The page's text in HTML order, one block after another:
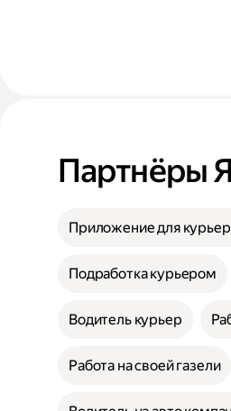
Партнёры
Приложение для
Подработка курьером
Водитель курьер
Работа на своей газели